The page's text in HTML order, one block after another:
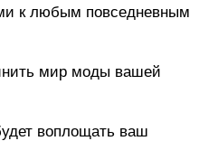
к любым повседневным
мир моды вашей
воплощать ваш